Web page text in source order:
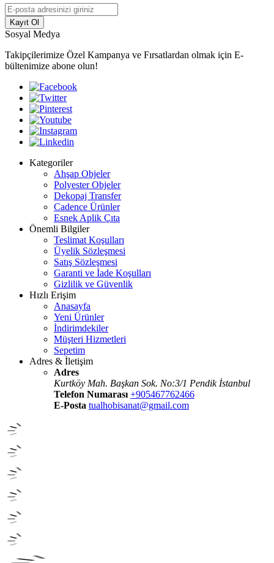
Kayıt Ol
Sosyal Medya
Takipçilerimize Özel Kampanya ve Fırsatlardan olmak için E-
bültenimize abone olun!
Kategoriler
Ahşap Objeler
Polyester Objeler
Dekopaj Transfer
Cadence Ürünler
Esnek Aplik Çıta
Önemli Bilgiler
Teslimat Koşulları
Üyelik Sözleşmesi
Satış Sözleşmesi
Garanti ve İade Koşulları
Gizlilik ve Güvenlik
Hızlı Erişim
Anasayfa
Yeni Ürünler
İndirimdekiler
Müşteri Hizmetleri
Sepetim
Adres & İletişim
Adres
Kurtköy Mah. Başkan Sok. No:3/1 Pendik İstanbul
Telefon Numarası +905467762466
E-Posta tualhobisanat@gmail.com